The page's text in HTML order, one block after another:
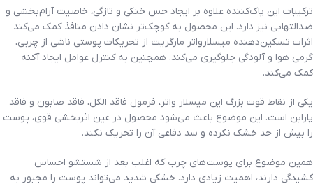
ترکیبات این پاک‌کننده علاوه بر ایجاد حس خنکی و تازگی، خاصیت آرام‌بخشی و
ضدالتهابی نیز دارد. این محصول به کوچک‌تر نشان دادن منافذ کمک می‌کند
اثرات تسکین‌دهنده میسلارواتر مارگریت از تحریکات پوستی ناشی از چربی،
گرمی هوا و آلودگی جلوگیری می‌کند. همچنین به کنترل عوامل ایجاد آکنه
کمک می‌کند.
یکی از نقاط قوت بزرگ این میسلار واتر، فرمول فاقد الکل، فاقد صابون و فاقد
پارابن است. این موضوع باعث می‌شود محصول در عین اثربخشی قوی، پوست
را بیش از حد خشک نکرده و سد دفاعی آن را تحریک نکند.
همین موضوع برای پوست‌های چرب که اغلب بعد از شستشو احساس
کشیدگی دارند، اهمیت زیادی دارد. خشکی شدید می‌تواند پوست را مجبور به